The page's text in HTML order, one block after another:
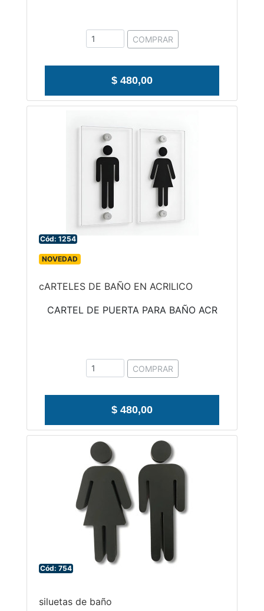
COMPRAR
$ 480,00
Cód: 1254
NOVEDAD
cARTELES DE BAÑO EN ACRILICO
CARTEL DE PUERTA PARA BAÑO ACR
COMPRAR
$ 480,00
Cód: 754
siluetas de baño